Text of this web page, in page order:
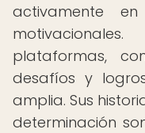
activamente
plataformas,
desafíos y
amplia. Sus
determinación